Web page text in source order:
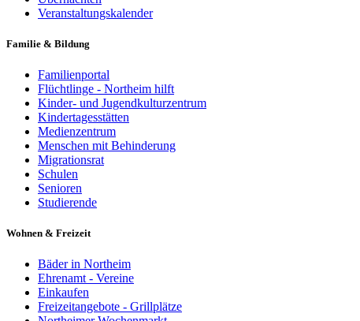
Veranstaltungskalender
Familie & Bildung
Familienportal
Flüchtlinge - Northeim hilft
Kinder- und Jugendkulturzentrum
Kindertagesstätten
Medienzentrum
Menschen mit Behinderung
Migrationsrat
Schulen
Senioren
Studierende
Wohnen & Freizeit
Bäder in Northeim
Ehrenamt - Vereine
Einkaufen
Freizeitangebote - Grillplätze